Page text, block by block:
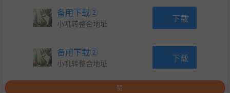
精心挑选绝佳组合，打造真正属于你的工作空间，但请务必
遵守公司规定。
备用下载②
小叽转整合地址 下载
备用下载②
小叽转整合地址 下载
赞